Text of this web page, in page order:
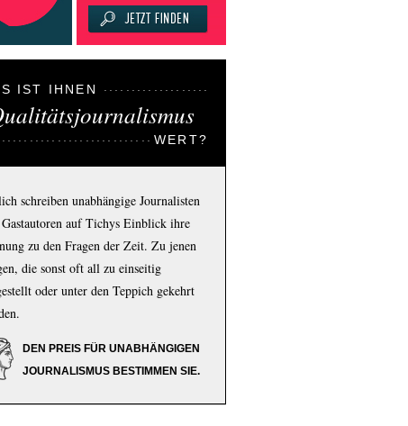
IST IHNEN
WERT?
schreiben unabhängige Journalisten
auf Tichys Einblick ihre
zu den Fragen der Zeit. Zu jenen
die sonst oft all zu einseitig
oder unter den Teppich gekehrt
DEN PREIS FÜR UNABHÄNGIGEN
JOURNALISMUS BESTIMMEN SIE.